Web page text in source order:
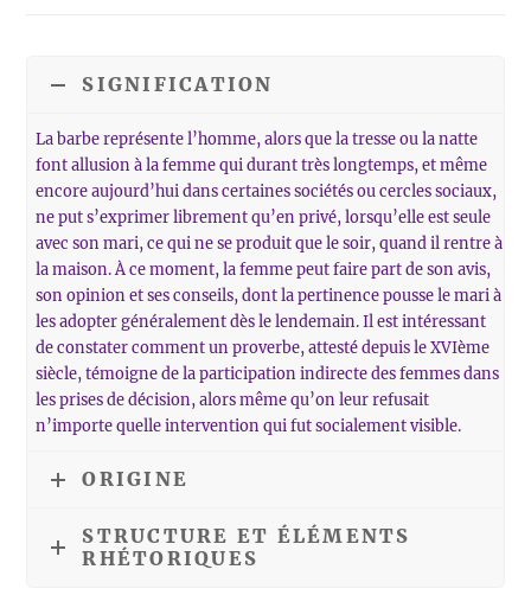
SIGNIFICATION
La barbe représente l’homme, alors que la tresse ou la natte
font allusion à la femme qui durant très longtemps, et même
encore aujourd’hui dans certaines sociétés ou cercles sociaux,
ne put s’exprimer librement qu’en privé, lorsqu’elle est seule
avec son mari, ce qui ne se produit que le soir, quand il rentre à
la maison. À ce moment, la femme peut faire part de son avis,
son opinion et ses conseils, dont la pertinence pousse le mari à
les adopter généralement dès le lendemain. Il est intéressant
de constater comment un proverbe, attesté depuis le XVIème
siècle, témoigne de la participation indirecte des femmes dans
les prises de décision, alors même qu’on leur refusait
n’importe quelle intervention qui fut socialement visible.
ORIGINE
STRUCTURE ET ÉLÉMENTS
RHÉTORIQUES